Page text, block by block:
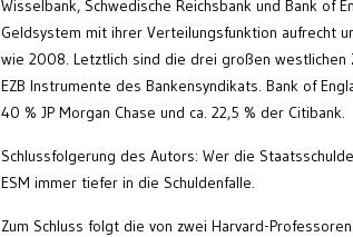
Wisselbank, Schwedische Reichsbank und Bank
Geldsystem mit ihrer Verteilungsfunktion aufrecht
wie 2008. Letztlich sind die drei großen westlichen
EZB Instrumente des Bankensyndikats. Bank of
40 % JP Morgan Chase und ca. 22,5 % der Citibank.
Schlussfolgerung des Autors: Wer die
ESM immer tiefer in die Schuldenfalle.
Zum Schluss folgt die von zwei Harvard-